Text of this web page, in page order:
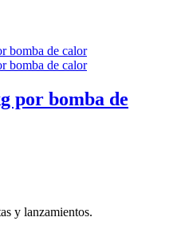
por bomba de
y lanzamientos.